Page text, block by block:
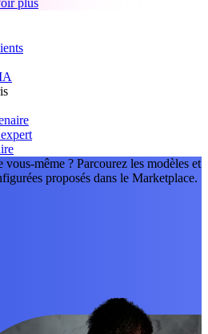
plus
vous-même ? Parcourez les modèles et
proposés dans le Marketplace.